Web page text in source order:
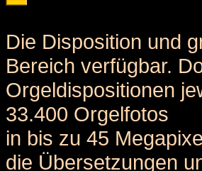
Die Disposition und
Bereich verfügbar.
Orgeldispositionen
33.400 Orgelfotos
in bis zu 45
die Übersetzungen